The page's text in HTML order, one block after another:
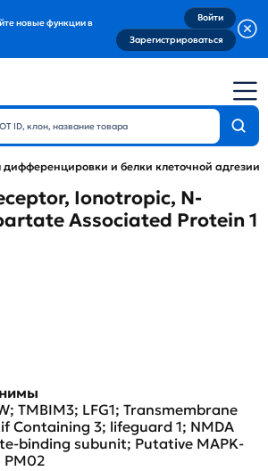
новые функции в
Войти
Зарегистрироваться
дифференцировки и белки клеточной адгезии
Ionotropic, N-
Associated Protein 1
TMBIM3; LFG1; Transmembrane
Containing 3; lifeguard 1; NMDA
binding subunit; Putative MAPK-